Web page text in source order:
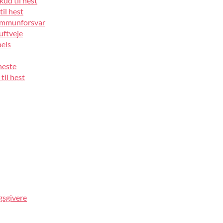
hest
til hest